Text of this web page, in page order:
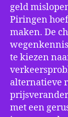
geld
Piringen
maken. De
te kiezen
alternatieve
met een